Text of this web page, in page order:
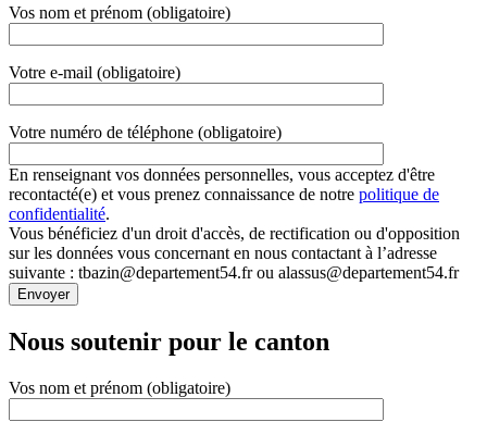
Vos nom et prénom (obligatoire)
Votre e-mail (obligatoire)
Votre numéro de téléphone (obligatoire)
En renseignant vos données personnelles, vous acceptez d'être
recontacté(e) et vous prenez connaissance de notre politique de
confidentialité.
Vous bénéficiez d'un droit d'accès, de rectification ou d'opposition
sur les données vous concernant en nous contactant à l’adresse
suivante : tbazin@departement54.fr ou alassus@departement54.fr
Nous soutenir pour le canton
Vos nom et prénom (obligatoire)